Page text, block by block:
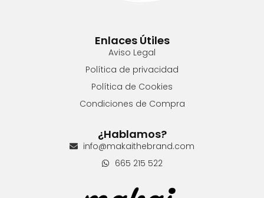
Enlaces Útiles
Aviso Legal
Política de privacidad
Política de Cookies
Condiciones de Compra
¿Hablamos?
info@makaithebrand.com
665 215 522